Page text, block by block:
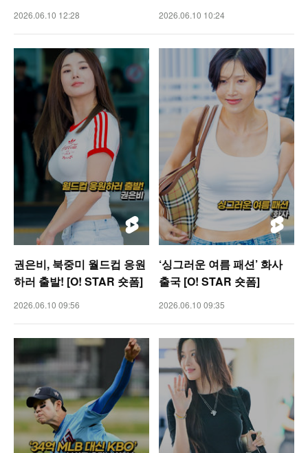
2026.06.10 12:28 2026.06.10 10:24
권은비, 북중미 월드컵 응원
하러 출발! [O! STAR 숏폼]
2026.06.10 09:56
‘싱그러운 여름 패션’ 화사
출국 [O! STAR 숏폼]
2026.06.10 09:35